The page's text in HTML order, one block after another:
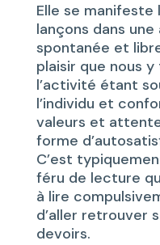
Elle se manifeste
lançons dans
spontanée et
plaisir que nous
l’activité étant
l’individu et
valeurs et
forme
C’est
féru de lecture
à lire
d’aller retrouver
devoirs.